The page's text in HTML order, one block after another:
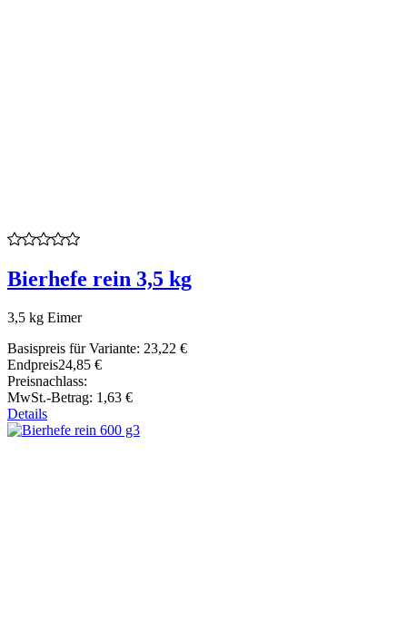
Bierhefe rein 3,5 kg
3,5 kg Eimer
Basispreis für Variante: 23,22 €
Endpreis24,85 €
Preisnachlass:
MwSt.-Betrag: 1,63 €
Details